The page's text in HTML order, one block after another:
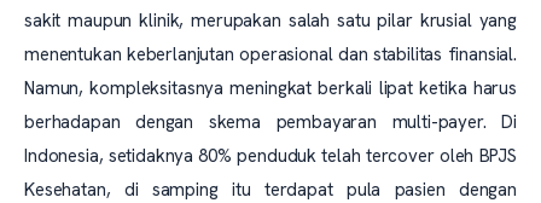
sakit maupun klinik, merupakan salah satu pilar krusial yang
menentukan keberlanjutan operasional dan stabilitas finansial.
Namun, kompleksitasnya meningkat berkali lipat ketika harus
berhadapan dengan skema pembayaran multi-payer. Di
Indonesia, setidaknya 80% penduduk telah tercover oleh BPJS
Kesehatan, di samping itu terdapat pula pasien dengan